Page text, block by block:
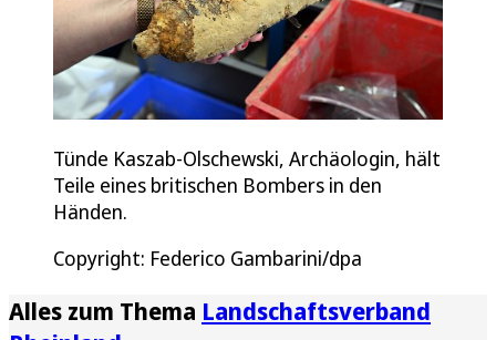
Tünde Kaszab-Olschewski, Archäologin, hält
Teile eines britischen Bombers in den
Händen.
Copyright: Federico Gambarini/dpa
Alles zum Thema Landschaftsverband